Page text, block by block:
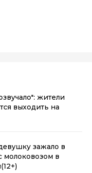
жители
выходить на
зажало в
молоковозом в
(12+)